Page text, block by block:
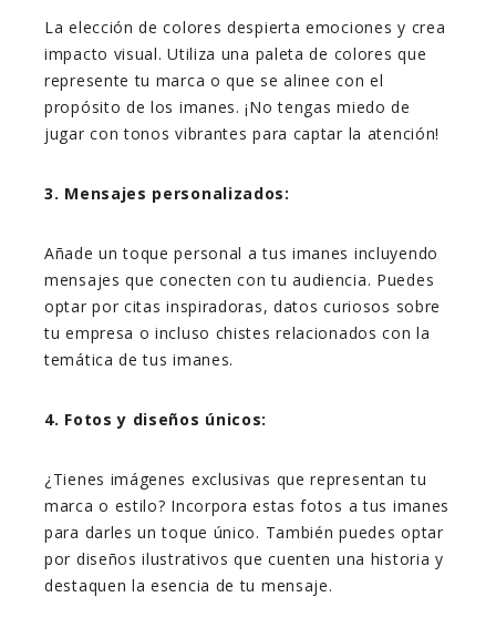
La elección de colores despierta emociones y crea
impacto visual. Utiliza una paleta de colores que
represente tu marca o que se alinee con el
propósito de los imanes. ¡No tengas miedo de
jugar con tonos vibrantes para captar la atención!
3. Mensajes personalizados:
Añade un toque personal a tus imanes incluyendo
mensajes que conecten con tu audiencia. Puedes
optar por citas inspiradoras, datos curiosos sobre
tu empresa o incluso chistes relacionados con la
temática de tus imanes.
4. Fotos y diseños únicos:
¿Tienes imágenes exclusivas que representan tu
marca o estilo? Incorpora estas fotos a tus imanes
para darles un toque único. También puedes optar
por diseños ilustrativos que cuenten una historia y
destaquen la esencia de tu mensaje.